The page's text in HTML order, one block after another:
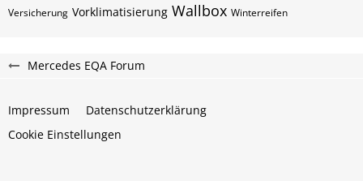
Versicherung Vorklimatisierung Wallbox Winterreifen
Mercedes EQA Forum
Impressum
Datenschutzerklärung
Cookie Einstellungen